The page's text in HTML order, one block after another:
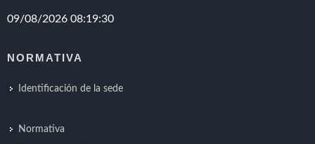
NORMATIVA
Identificación de la sede
Normativa